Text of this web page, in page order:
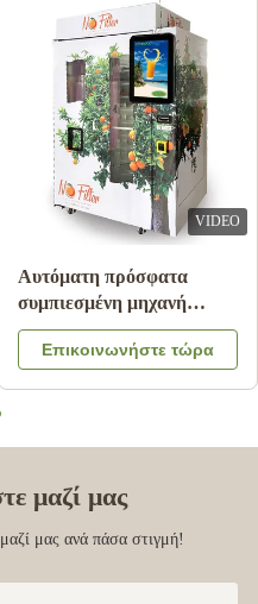
VIDEO
πορτοκαλί χυμό
αυτόματο
Επικοινωνήστε τώρα
μαζί μας
μας ανά πάσα στιγμή!